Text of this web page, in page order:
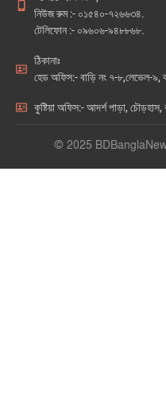
নিউজ রুম :- ০১৫৪০-৭২৬৬৩৪.
টেলিফোন :- ০৯৬০৬-৯৪৮৮৬৮.
ঠিকানাঃ
হেড অফিস:- বাড়ি নং ৭-৮,লেভেল-৯,
কুষ্টিয়া অফিস:- আদর্শ পাড়া, চৌড়হাস,
© 2025